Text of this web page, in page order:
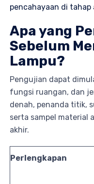
pencahayaan di tahap
Apa yang
Sebelum
Lampu?
Pengujian dapat
fungsi ruangan, dan
denah, penanda titik,
serta sampel material
akhir.
Perlengkapan